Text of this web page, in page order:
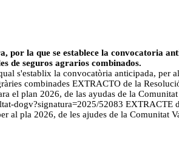
la que se establece la convocatoria
de seguros agrarios combinados.
s'establix la convocatòria anticipada, per
combinades EXTRACTO de la
el plan 2026, de las ayudas de la
dogv?signatura=2025/52083 EXTRACTE
pla 2026, de les ajudes de la Comunitat